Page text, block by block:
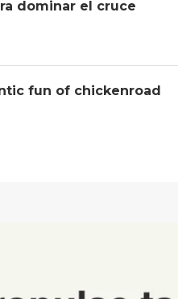
dominar el cruce
fun of chickenroad